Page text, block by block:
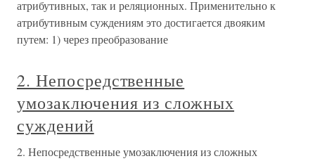
атрибутивных, так и реляционных. Применительно к
атрибутивным суждениям это достигается двояким
путем: 1) через преобразование
2. Непосредственные
умозаключения из сложных
суждений
2. Непосредственные умозаключения из сложных